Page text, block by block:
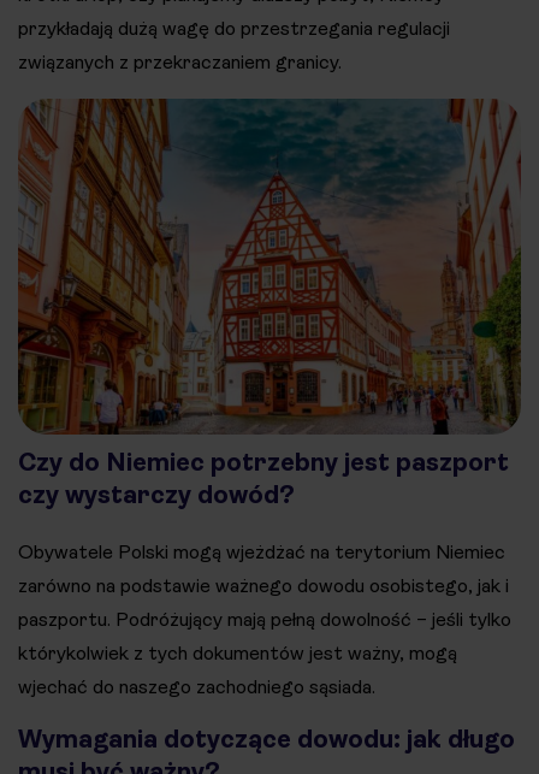
przykładają dużą wagę do przestrzegania regulacji
związanych z przekraczaniem granicy.
Czy do Niemiec potrzebny jest paszport
czy wystarczy dowód?
Obywatele Polski mogą wjeżdżać na terytorium Niemiec
zarówno na podstawie ważnego dowodu osobistego, jak i
paszportu. Podróżujący mają pełną dowolność – jeśli tylko
którykolwiek z tych dokumentów jest ważny, mogą
wjechać do naszego zachodniego sąsiada.
Wymagania dotyczące dowodu: jak długo